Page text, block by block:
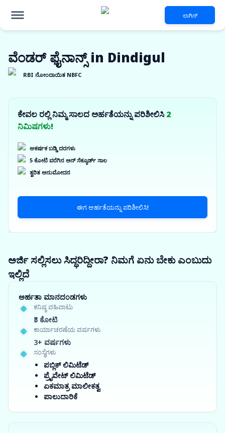
ಲಾಗಿನ್
ವೆಂಡರ್ ಫೈನಾನ್ಸ್ in Dindigul
RBI ನೋಂದಾಯಿತ NBFC
ಕೇವಲ ರಲ್ಲಿ ನಿಮ್ಮ ಸಾಲದ ಅರ್ಹತೆಯನ್ನು ಪರಿಶೀಲಿಸಿ2
ನಿಮಿಷಗಳು!
ಆಕರ್ಷಕ ಬಡ್ಡಿ ದರಗಳು
5 ಕೋಟಿ ವರೆಗಿನ ಅನ್ ಸೆಕ್ಯೂರ್ಡ್ ಸಾಲ
ತ್ವರಿತ ಅನುಮೋದನ
ಈಗ ಅರ್ಹತೆಯನ್ನು ಪರಿಶೀಲಿಸಿ!
ಅರ್ಜಿ ಸಲ್ಲಿಸಲು ಸಿದ್ಧರಿದ್ದೀರಾ? ನಿಮಗೆ ಏನು ಬೇಕು ಎಂಬುದು
ಇಲ್ಲಿದೆ
ಅರ್ಹತಾ ಮಾನದಂಡಗಳು
ಕನಿಷ್ಠ ವಹಿವಾಟು
₹3 ಕೋಟಿ
ಕಾರ್ಯಾಚರಣೆಯ ವರ್ಷಗಳು
3+ ವರ್ಷಗಳು
ಸಂಸ್ಥೆಗಳು
ಪಬ್ಲಿಕ್ ಲಿಮಿಟೆಡ್
ಪ್ರೈವೇಟ್ ಲಿಮಿಟೆಡ್
ಏಕಮಾತ್ರ ಮಾಲೀಕತ್ವ
ಪಾಲುದಾರಿಕೆ